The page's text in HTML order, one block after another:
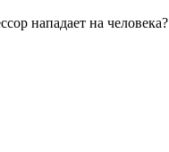
нападает на человека?